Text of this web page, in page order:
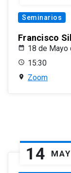
Seminarios
Francisco
18 de Mayo
15:30
Zoom
14 MAY